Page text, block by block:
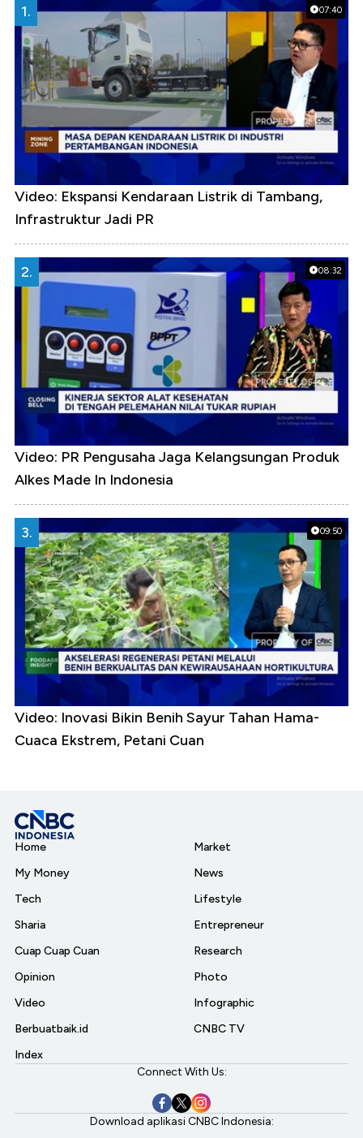
07:40
1.
Video: Ekspansi Kendaraan Listrik di Tambang,
Infrastruktur Jadi PR
08:32
2.
Video: PR Pengusaha Jaga Kelangsungan Produk
Alkes Made In Indonesia
09:50
3.
Video: Inovasi Bikin Benih Sayur Tahan Hama-
Cuaca Ekstrem, Petani Cuan
Home
My Money
Tech
Sharia
Cuap Cuap Cuan
Opinion
Video
Berbuatbaik.id
Index
Market
News
Lifestyle
Entrepreneur
Research
Photo
Infographic
CNBC TV
Connect With Us:
Download aplikasi CNBC Indonesia: